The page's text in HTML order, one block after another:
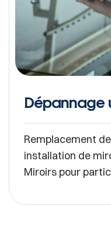
miroiterie
et
mesure.
de bain,
(salles de sport,